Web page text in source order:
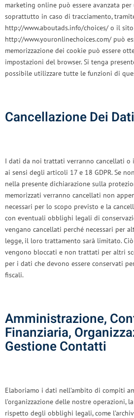
marketing online può essere avanzata
soprattutto in caso di tracciamento,
http://www.aboutads.info/choices/ o il sito
http://www.youronlinechoices.com/ può
memorizzazione dei cookie può essere
impostazioni del browser. Si tenga
possibile utilizzare tutte le funzioni di
Cancellazione Dei Dati
I dati da noi trattati verranno cancellati
ai sensi degli articoli 17 e 18 GDPR. Se
nella presente dichiarazione sulla
memorizzati verranno cancellati non
necessari per lo scopo previsto e la
con eventuali obblighi legali di
vengano cancellati perché necessari per
legge, il loro trattamento sarà limitato.
vengono bloccati e non trattati per altri
per i dati che devono essere conservati
fiscali.
Amministrazione,
Finanziaria,
Gestione Contatti
Elaboriamo i dati nell’ambito di compiti
l’organizzazione delle nostre operazioni,
rispetto degli obblighi legali, come